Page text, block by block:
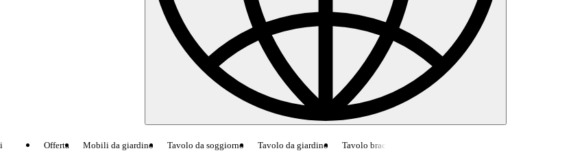
Offerta Mobili da giardino Tavolo da soggiorno Tavolo da giardino Tavolo braciere